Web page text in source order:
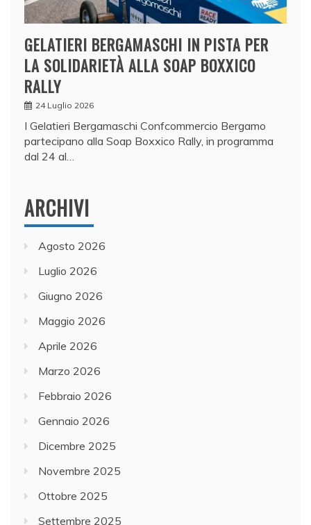
GELATIERI BERGAMASCHI IN PISTA PER
LA SOLIDARIETÀ ALLA SOAP BOXXICO
RALLY
24 Luglio 2026
I Gelatieri Bergamaschi Confcommercio Bergamo
partecipano alla Soap Boxxico Rally, in programma
dal 24 al…
ARCHIVI
Agosto 2026
Luglio 2026
Giugno 2026
Maggio 2026
Aprile 2026
Marzo 2026
Febbraio 2026
Gennaio 2026
Dicembre 2025
Novembre 2025
Ottobre 2025
Settembre 2025